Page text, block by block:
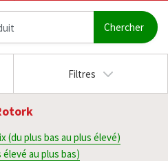
Filtres
(du plus bas au plus élevé)
élevé au plus bas)